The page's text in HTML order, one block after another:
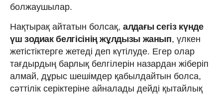
болжаушылар.
Нақтырақ айтатын болсақ, алдағы сегіз күнде
үш зодиак белгісінің жұлдызы жанып, үлкен
жетістіктерге жетеді деп күтілуде. Егер олар
тағдырдың барлық белгілерін назардан жіберіп
алмай, дұрыс шешімдер қабылдайтын болса,
сәттілік серіктеріне айналады дейді қытайлық